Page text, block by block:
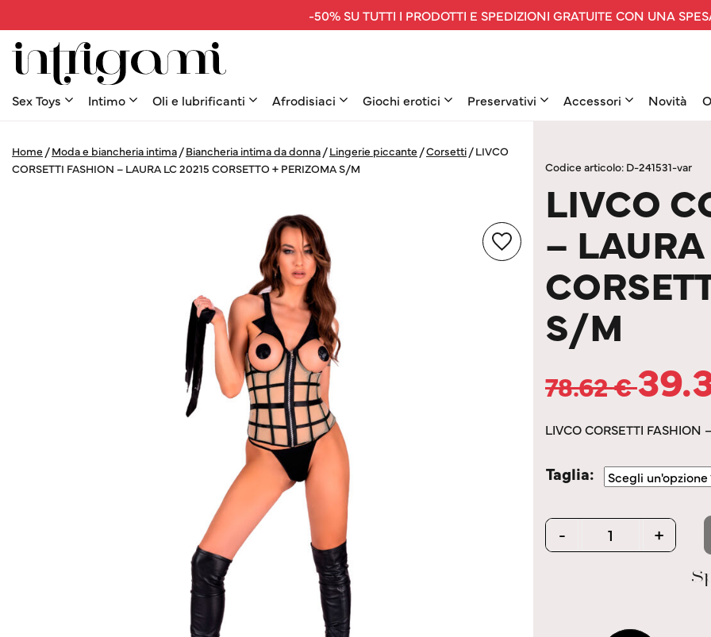
-50% SU TUTTI I PRODOTTI E SPEDIZIONI GRATUITE CON UNA
Sex Toys Intimo Oli e lubrificanti Afrodisiaci Giochi erotici Preservativi Accessori Novità
Home /Moda e biancheria intima /Biancheria intima da donna /Lingerie piccante /Corsetti /LIVCO
CORSETTI FASHION – LAURA LC 20215 CORSETTO + PERIZOMA S/M
Codice articolo: D-241531-var
LIVCO
–
S/M
78.62€
LIVCO CORSETTI FASHION
Taglia
Quantity
- +